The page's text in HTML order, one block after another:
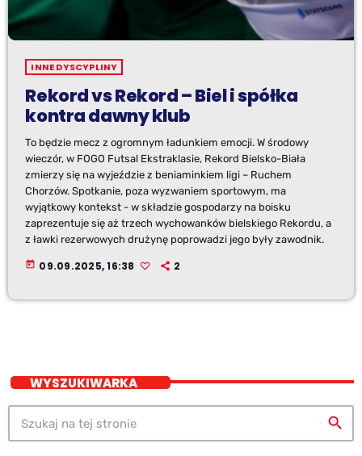
INNE DYSCYPLINY
Rekord vs Rekord – Biel i spółka
kontra dawny klub
To będzie mecz z ogromnym ładunkiem emocji. W środowy
wieczór, w FOGO Futsal Ekstraklasie, Rekord Bielsko-Biała
zmierzy się na wyjeździe z beniaminkiem ligi – Ruchem
Chorzów. Spotkanie, poza wyzwaniem sportowym, ma
wyjątkowy kontekst - w składzie gospodarzy na boisku
zaprezentuje się aż trzech wychowanków bielskiego Rekordu, a
z ławki rezerwowych drużynę poprowadzi jego były zawodnik.
today 09.09.2025, 16:38 2
WYSZUKIWARKA
search